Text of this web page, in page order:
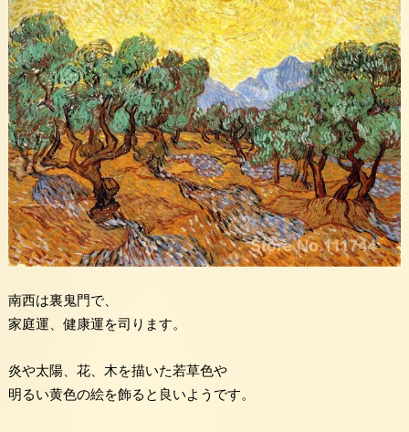
南西は裏鬼門で、
家庭運、健康運を司ります。
炎や太陽、花、木を描いた若草色や
明るい黄色の絵を飾ると良いようです。